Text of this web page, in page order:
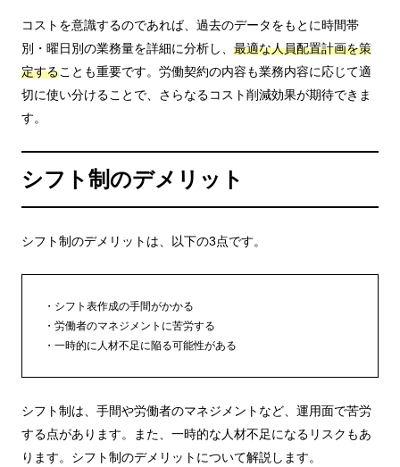
コストを意識するのであれば、過去のデータをもとに時間帯
別・曜日別の業務量を詳細に分析し、 最適な人員配置計画を策
定することも重要です。労働契約の内容も業務内容に応じて適
切に使い分けることで、さらなるコスト削減効果が期待できま
す。
シフト制のデメリット
シフト制のデメリットは、以下の3点です。
シフト表作成の手間がかかる
労働者のマネジメントに苦労する
一時的に人材不足に陥る可能性がある
シフト制は、手間や労働者のマネジメントなど、運用面で苦労
する点があります。また、一時的な人材不足になるリスクもあ
ります。シフト制のデメリットについて解説します。